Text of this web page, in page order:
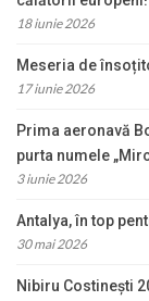
18 iunie 2026
Meseria de
17 iunie 2026
Prima aeronavă
purta numele
3 iunie 2026
Antalya, în top
30 mai 2026
Nibiru Costinești